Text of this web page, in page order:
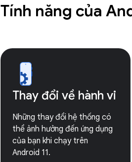
Tính năng của
Thay đổi về hành vi
Những thay đổi hệ thống có
thể ảnh hưởng đến ứng dụng
của bạn khi chạy trên
Android 11.